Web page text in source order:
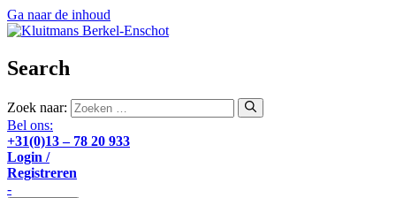
Ga naar de inhoud
Search
Zoek naar:
Bel ons:
+31(0)13 – 78 20 933
Login /
Registreren
-